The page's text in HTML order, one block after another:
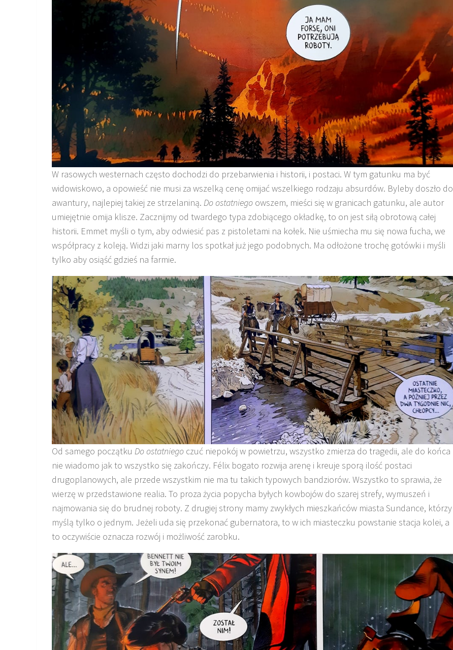
W rasowych westernach często dochodzi do przebarwienia i historii, i postaci. W tym gatunku ma być
widowiskowo, a opowieść nie musi za wszelką cenę omijać wszelkiego rodzaju absurdów. Byleby doszło do
awantury, najlepiej takiej ze strzelaniną. Do ostatniego owszem, mieści się w granicach gatunku, ale autor
umiejętnie omija klisze. Zacznijmy od twardego typa zdobiącego okładkę, to on jest siłą obrotową całej
historii. Emmet myśli o tym, aby odwiesić pas z pistoletami na kołek. Nie uśmiecha mu się nowa fucha, we
współpracy z koleją. Widzi jaki marny los spotkał już jego podobnych. Ma odłożone trochę gotówki i myśli
tylko aby osiąść gdzieś na farmie.
Od samego początku Do ostatniego czuć niepokój w powietrzu, wszystko zmierza do tragedii, ale do końca
nie wiadomo jak to wszystko się zakończy. Félix bogato rozwija arenę i kreuje sporą ilość postaci
drugoplanowych, ale przede wszystkim nie ma tu takich typowych bandziorów. Wszystko to sprawia, że
wierzę w przedstawione realia. To proza życia popycha byłych kowbojów do szarej strefy, wymuszeń i
najmowania się do brudnej roboty. Z drugiej strony mamy zwykłych mieszkańców miasta Sundance, którzy
myślą tylko o jednym. Jeżeli uda się przekonać gubernatora, to w ich miasteczku powstanie stacja kolei, a
to oczywiście oznacza rozwój i możliwość zarobku.